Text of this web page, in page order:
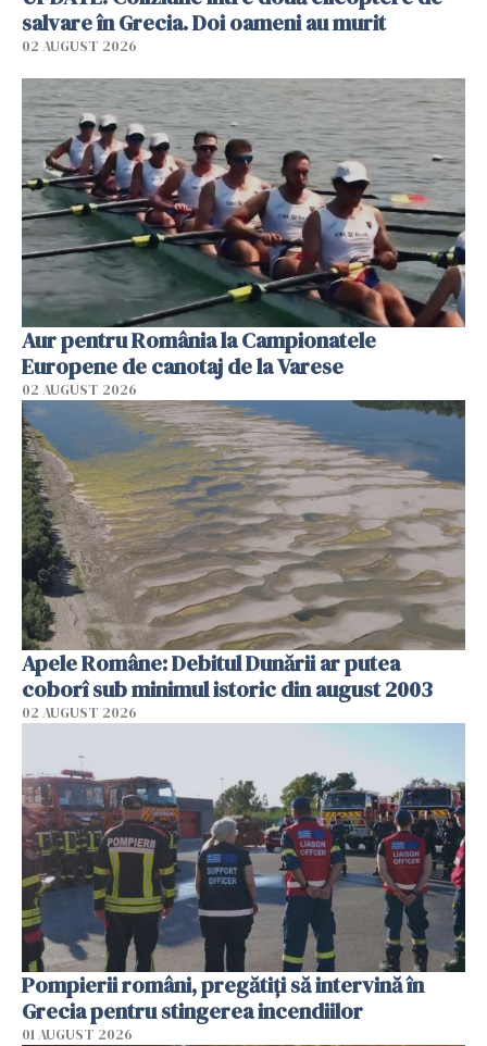
salvare în Grecia. Doi oameni au murit
02 AUGUST 2026
Aur pentru România la Campionatele
Europene de canotaj de la Varese
02 AUGUST 2026
Apele Române: Debitul Dunării ar putea
coborî sub minimul istoric din august 2003
02 AUGUST 2026
Pompierii români, pregătiţi să intervină în
Grecia pentru stingerea incendiilor
01 AUGUST 2026